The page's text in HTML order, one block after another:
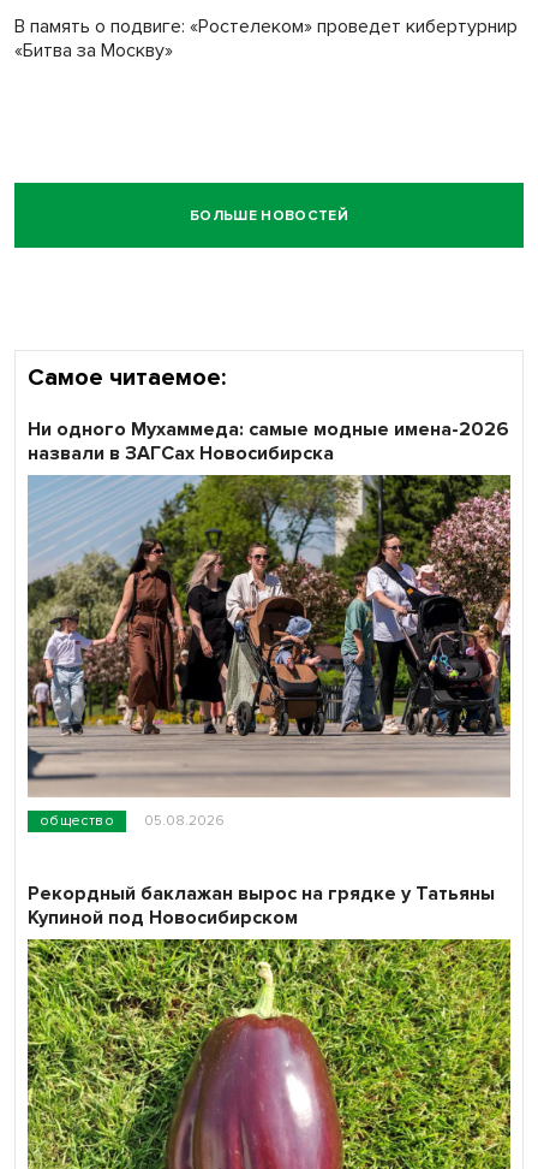
В память о подвиге: «Ростелеком» проведет кибертурнир
«Битва за Москву»
БОЛЬШЕ НОВОСТЕЙ
Самое читаемое:
общество 05.08.2026
Ни одного Мухаммеда: самые модные имена-2026
назвали в ЗАГСах Новосибирска
Рекордный баклажан вырос на грядке у Татьяны
Купиной под Новосибирском